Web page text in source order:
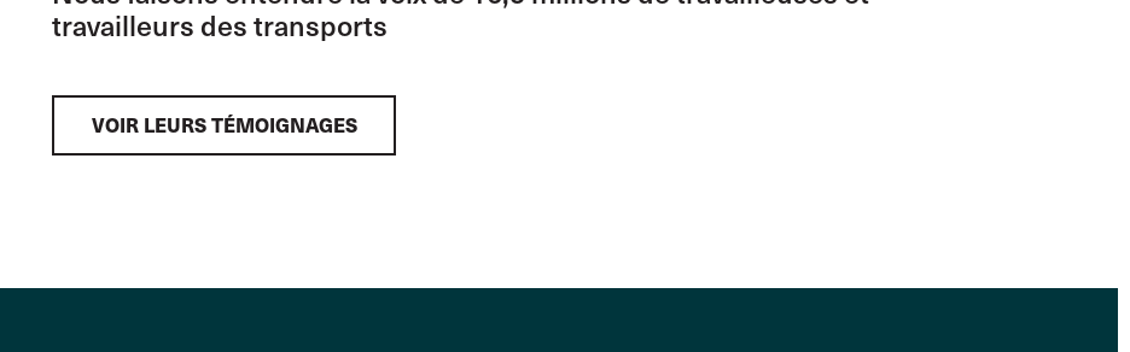
travailleurs des transports
VOIR LEURS TÉMOIGNAGES